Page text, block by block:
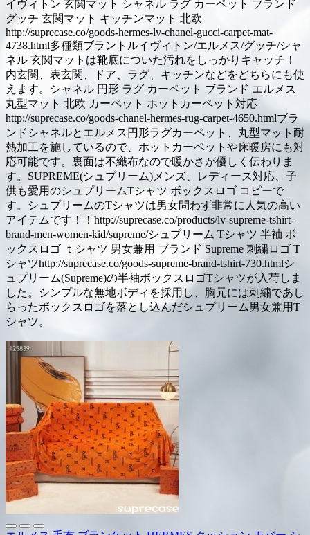
イヴィトン 玄関マット シャネル ラグ カーペット ブランド
グッチ 玄関マット キッチンマット 北欧
http://suprecase.co/goods-hermes-lv-chanel-gucci-carpet-mat-
4738.html多種類ブラントルイヴィトン/エルメス/グッチ/シャ
ネル 玄関マットは靴底についた汚れをしっかりキャッチ！
内玄関、表玄関、ドア、ラグ、キッチンなどをどちらにも使
えます。シャネル 円形 ラグ カーペット ブランド エルメス
丸型マット 北欧 カーペット ホットカーペット対応
http://suprecase.co/goods-chanel-hermes-rug-carpet-4650.htmlブラ
ンドシャネルとエルメス円形ラグカーペット、丸型マット耐
熱加工を施しているので、ホットカーペットや床暖房にも対
応可能です。裏面は不織布なので暖かさが優しく伝わりま
す。SUPREME(シュプリーム)メンズ、レディース対応、子
供も愛用のシュプリームTシャツ ボックスロゴ コピーで
す。シュプリームのTシャツは男女問わず非常に人気の高い
アイテムです！！http://suprecase.co/products/lv-supreme-tshirt-
brand-men-women-kid/supreme/シュプリーム Tシャツ 半袖 ボ
ックスロゴ ｔシャツ 男女兼用 ブランド Supreme 刺繍ロゴ T
シャツhttp://suprecase.co/goods-supreme-brand-tshirt-730.htmlシ
ュプリーム(Supreme)の半袖ボックスロゴTシャツが入荷しま
した。シンプルな無地ボディを採用し、胸元には刺繍であし
らったボックスロゴを落とし込んだシュプリーム男女兼用T
シャツ。